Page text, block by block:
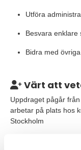
Utföra
Besvara enklare
Bidra med
Värt att
Uppdraget pågår
arbetar på plats hos
Stockholm